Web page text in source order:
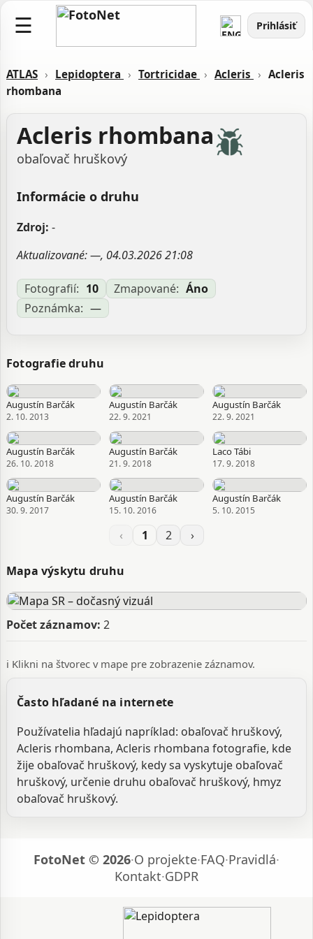
☰ Prihlásiť
ATLAS › Lepidoptera › Tortricidae › Acleris › Acleris
rhombana
Acleris rhombana
obaľovač hruškový
Informácie o druhu
Zdroj: -
Aktualizované: —, 04.03.2026 21:08
Fotografií: 10 Zmapované: Áno
Poznámka: —
Fotografie druhu
Augustín Barčák
2. 10. 2013
Augustín Barčák
22. 9. 2021
Augustín Barčák
22. 9. 2021
Augustín Barčák
26. 10. 2018
Augustín Barčák
21. 9. 2018
Laco Tábi
17. 9. 2018
Augustín Barčák
30. 9. 2017
Augustín Barčák
15. 10. 2016
Augustín Barčák
5. 10. 2015
‹ 1 2 ›
Mapa výskytu druhu
Počet záznamov: 2
ℹ️ Klikni na štvorec v mape pre zobrazenie záznamov.
Často hľadané na internete
Používatelia hľadajú napríklad: obaľovač hruškový,
Acleris rhombana, Acleris rhombana fotografie, kde
žije obaľovač hruškový, kedy sa vyskytuje obaľovač
hruškový, určenie druhu obaľovač hruškový, hmyz
obaľovač hruškový.
FotoNet © 2026·O projekte·FAQ·Pravidlá·
Kontakt·GDPR